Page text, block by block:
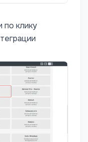
по клику